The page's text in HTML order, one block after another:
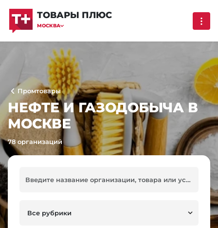
ТОВАРЫ ПЛЮС
МОСКВА
Промтовары
НЕФТЕ И ГАЗОДОБЫЧА В
МОСКВЕ
78 организаций
Все рубрики